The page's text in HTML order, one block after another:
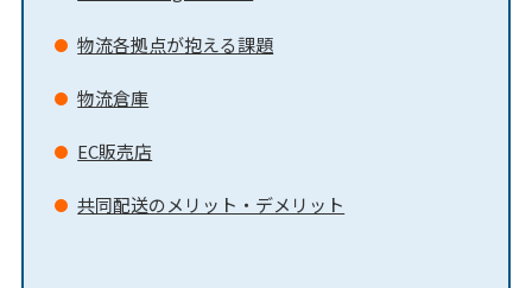
物流各拠点が抱える課題
物流倉庫
EC販売店
共同配送のメリット・デメリット